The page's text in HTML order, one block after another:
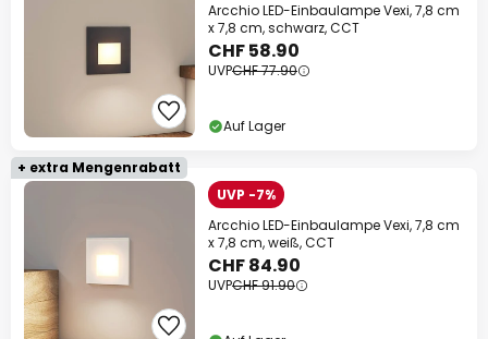
Arcchio LED-Einbaulampe Vexi, 7,8 cm
x 7,8 cm, schwarz, CCT
CHF 58.90
UVPCHF 77.90
Auf Lager
+ extra Mengenrabatt
UVP -7%
Arcchio LED-Einbaulampe Vexi, 7,8 cm
x 7,8 cm, weiß, CCT
CHF 84.90
UVPCHF 91.90